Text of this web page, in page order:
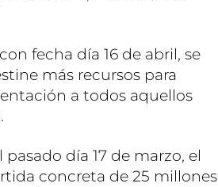
fecha día 16 de abril, se
más recursos para
a todos aquellos
día 17 de marzo, el
concreta de 25 millones